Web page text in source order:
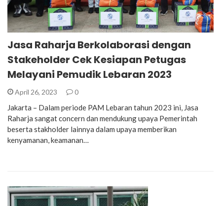
Jasa Raharja Berkolaborasi dengan
Stakeholder Cek Kesiapan Petugas
Melayani Pemudik Lebaran 2023
April 26, 2023 0
Jakarta – Dalam periode PAM Lebaran tahun 2023 ini, Jasa
Raharja sangat concern dan mendukung upaya Pemerintah
beserta stakholder lainnya dalam upaya memberikan
kenyamanan, keamanan…